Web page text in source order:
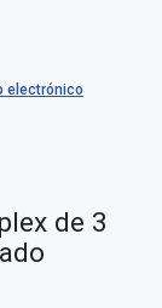
electrónico
de 3